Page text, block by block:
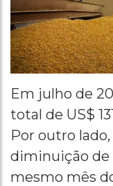
Em julho de
total de US$
Por outro
diminuição de
mesmo mês